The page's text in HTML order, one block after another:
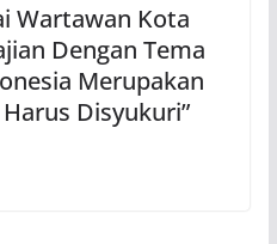
Wartawan Kota
Dengan Tema
Merupakan
Disyukuri”